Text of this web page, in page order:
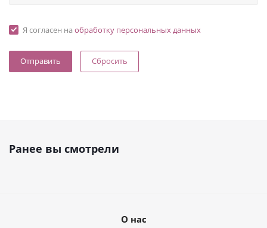
Я согласен на обработку персональных данных
Сбросить
Ранее вы смотрели
О нас